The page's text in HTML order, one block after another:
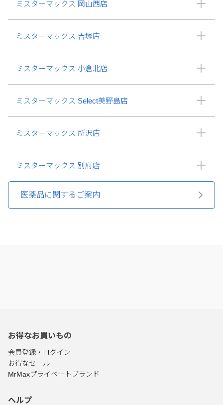
ミスターマックス 岡山西店
ミスターマックス 吉塚店
ミスターマックス 小倉北店
ミスターマックス Select美野島店
ミスターマックス 所沢店
ミスターマックス 別府店
医薬品に関するご案内
お得なお買いもの
会員登録・ログイン
お得なセール
MrMaxプライベートブランド
ヘルプ